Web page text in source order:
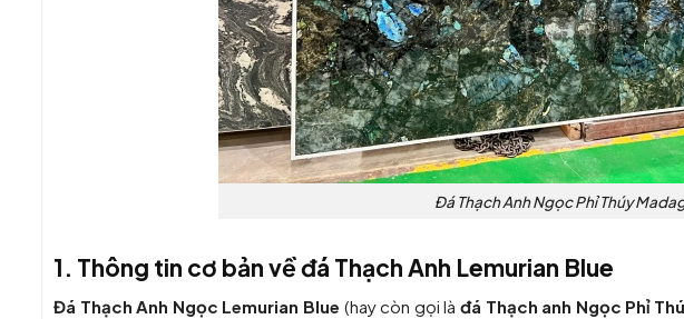
Đá Thạch Anh Ngọc Phỉ Thúy
1. Thông tin cơ bản về đá Thạch Anh Lemurian Blue
Đá Thạch Anh Ngọc Lemurian Blue (hay còn gọi là đá Thạch anh Ngọc Phỉ